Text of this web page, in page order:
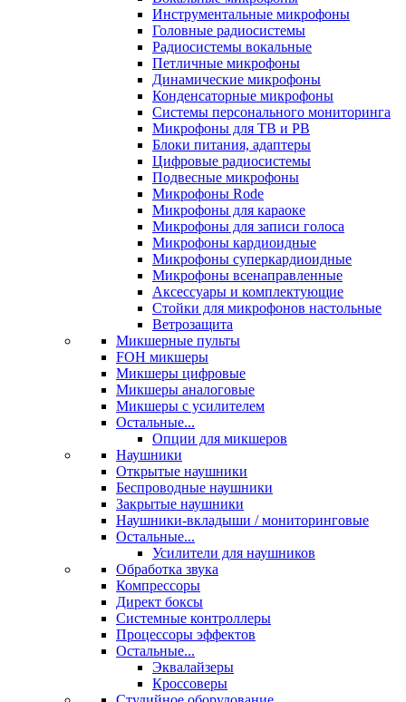
Инструментальные микрофоны
Головные радиосистемы
Радиосистемы вокальные
Петличные микрофоны
Динамические микрофоны
Конденсаторные микрофоны
Системы персонального мониторинга
Микрофоны для ТВ и РВ
Блоки питания, адаптеры
Цифровые радиосистемы
Подвесные микрофоны
Микрофоны Rode
Микрофоны для караоке
Микрофоны для записи голоса
Микрофоны кардиоидные
Микрофоны суперкардиоидные
Микрофоны всенаправленные
Аксессуары и комплектующие
Стойки для микрофонов настольные
Ветрозащита
Микшерные пульты
FOH микшеры
Микшеры цифровые
Микшеры аналоговые
Микшеры с усилителем
Остальные...
Опции для микшеров
Наушники
Открытые наушники
Беспроводные наушники
Закрытые наушники
Наушники-вкладыши / мониторинговые
Остальные...
Усилители для наушников
Обработка звука
Компрессоры
Директ боксы
Системные контроллеры
Процессоры эффектов
Остальные...
Эквалайзеры
Кроссоверы